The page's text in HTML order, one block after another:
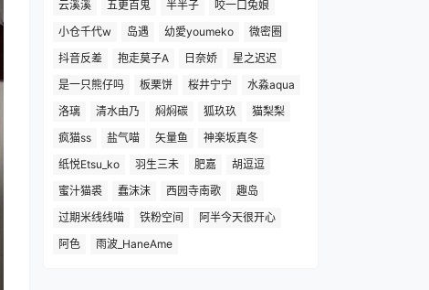
云溪溪 五更百鬼 半半子
咬一口兔娘
小仓千代w
岛遇 幼愛youmeko
微密圈
抖音反差
抱走莫子A 日奈娇
星之迟迟
是一只熊仔吗
板栗饼 桜井宁宁
水淼aqua
洛璃
清水由乃 焖焖碳 狐玖玖
猫梨梨
疯猫ss
盐气喵 矢量鱼
神楽坂真冬
纸悦Etsu_ko
羽生三未 肥嘉
胡逗逗
蜜汁猫裘
蠢沫沫 西园寺南歌
趣岛
过期米线线喵
铁粉空间
阿半今天很开心
阿色
雨波_HaneAme